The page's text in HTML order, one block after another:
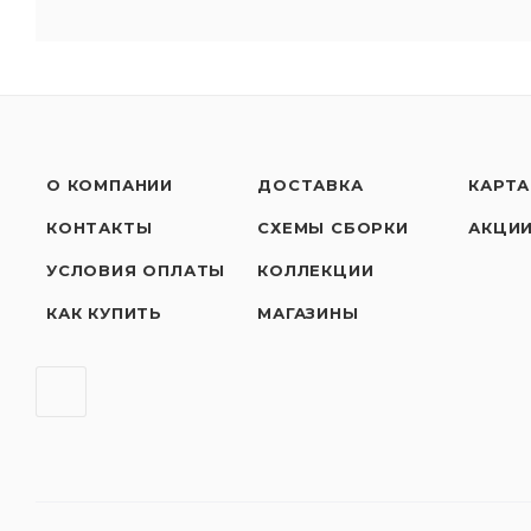
О КОМПАНИИ
КОНТАКТЫ
УСЛОВИЯ ОПЛАТЫ
КАК КУПИТЬ
ДОСТАВКА
СХЕМЫ СБОРКИ
КОЛЛЕКЦИИ
МАГАЗИНЫ